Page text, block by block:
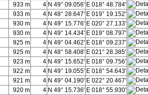
933 m 4 N 49° 09.056' E 018° 48.784'
933 m 4 N 48° 28.647' E 019° 19.152'
930 m 4 N 49° 15.776' E 020° 27.133'
930 m 4 N 49° 14.434' E 019° 08.797'
925 m 4 N 49° 04.462' E 018° 09.237'
925 m 4 N 48° 58.408' E 021° 28.385'
923 m 4 N 49° 15.652' E 018° 09.756'
922 m 4 N 49° 19.055' E 018° 54.643'
921 m 4 N 49° 04.190' E 022° 20.467'
920 m 4 N 49° 15.736' E 018° 55.930'